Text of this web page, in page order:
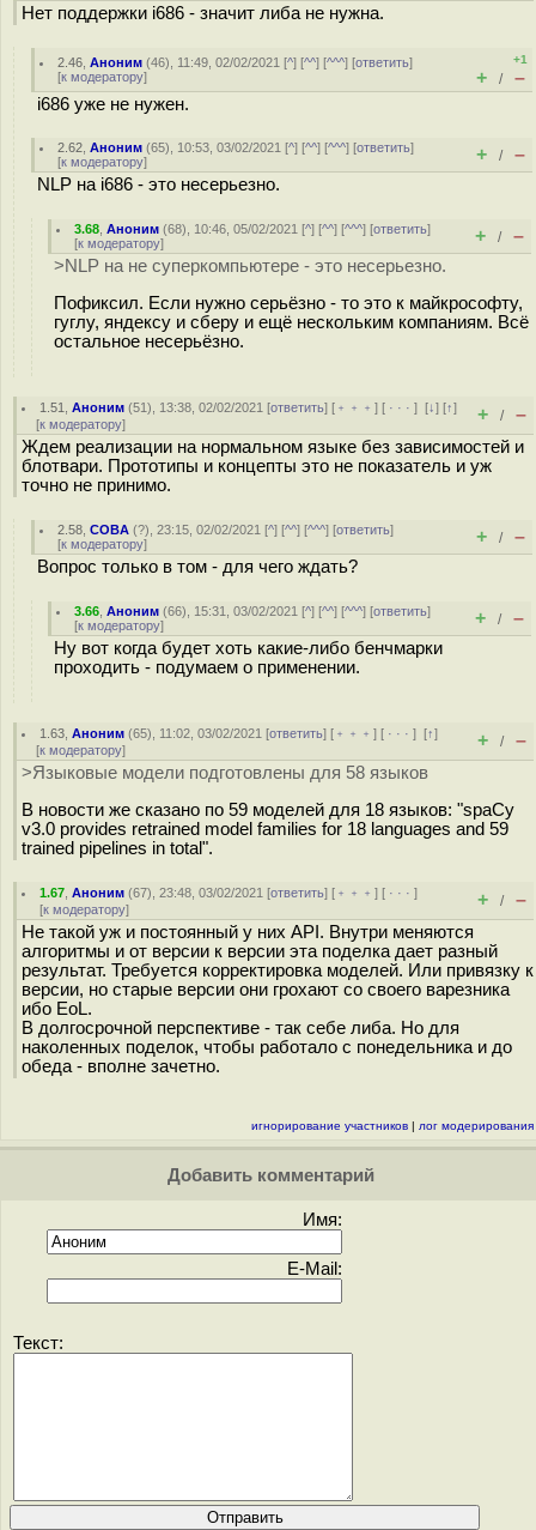
Нет поддержки i686 - значит либа не нужна.
2.46 ,Аноним (46), 11:49, 02/02/2021 [^] [^^] [^^^] [ответить]
[к модератору]
+1
+ / –
i686 уже не нужен.
2.62 ,Аноним (65), 10:53, 03/02/2021 [^] [^^] [^^^] [ответить]
[к модератору] + / –
NLP на i686 - это несерьезно.
3.68 ,Аноним (68), 10:46, 05/02/2021 [^] [^^] [^^^] [ответить]
[к модератору] + / –
>NLP на не суперкомпьютере - это несерьезно.
Пофиксил. Если нужно серьёзно - то это к майкрософту,
гуглу, яндексу и сберу и ещё нескольким компаниям. Всё
остальное несерьёзно.
1.51 ,Аноним (51), 13:38, 02/02/2021 [ответить] [ ﹢﹢﹢] [ · · ·][↓] [↑]
[к модератору] + / –
Ждем реализации на нормальном языке без зависимостей и
блотвари. Прототипы и концепты это не показатель и уж
точно не принимо.
2.58 ,COBA (?), 23:15, 02/02/2021 [^] [^^] [^^^] [ответить]
[к модератору] + / –
Вопрос только в том - для чего ждать?
3.66 ,Аноним (66), 15:31, 03/02/2021 [^] [^^] [^^^] [ответить]
[к модератору] + / –
Ну вот когда будет хоть какие-либо бенчмарки
проходить - подумаем о применении.
1.63 ,Аноним (65), 11:02, 03/02/2021 [ответить] [ ﹢﹢﹢] [ · · ·][↑]
[к модератору] + / –
>Языковые модели подготовлены для 58 языков
В новости же сказано по 59 моделей для 18 языков: "spaCy
v3.0 provides retrained model families for 18 languages and 59
trained pipelines in total".
1.67 ,Аноним (67), 23:48, 03/02/2021 [ответить] [ ﹢﹢﹢] [ · · ·]
[к модератору] + / –
Не такой уж и постоянный у них API. Внутри меняются
алгоритмы и от версии к версии эта поделка дает разный
результат. Требуется корректировка моделей. Или привязку к
версии, но старые версии они грохают со своего варезника
ибо EoL.
В долгосрочной перспективе - так себе либа. Но для
наколенных поделок, чтобы работало с понедельника и до
обеда - вполне зачетно.
игнорирование участников | лог модерирования
Добавить комментарий
Имя:
E-Mail:
Текст: